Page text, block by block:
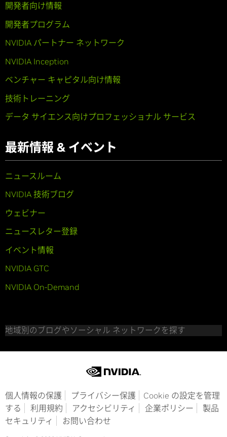
開発者向け情報
開発者プログラム
NVIDIA パートナー ネットワーク
NVIDIA Inception
ベンチャー キャピタル向け情報
技術トレーニング
データ サイエンス向けプロフェッショナル サービス
最新情報 & イベント
ニュースルーム
NVIDIA 技術ブログ
ウェビナー
ニュースレター登録
イベント情報
NVIDIA GTC
NVIDIA On-Demand
地域別のブログやソーシャル ネットワークを探す
個人情報の保護 プライバシー保護
Cookie の設定を管理
する
利用規約 アクセシビリティ 企業ポリシー
製品
セキュリティ
お問い合わせ